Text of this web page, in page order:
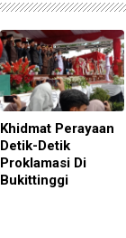
Khidmat Perayaan
Detik-Detik
Proklamasi Di
Bukittinggi